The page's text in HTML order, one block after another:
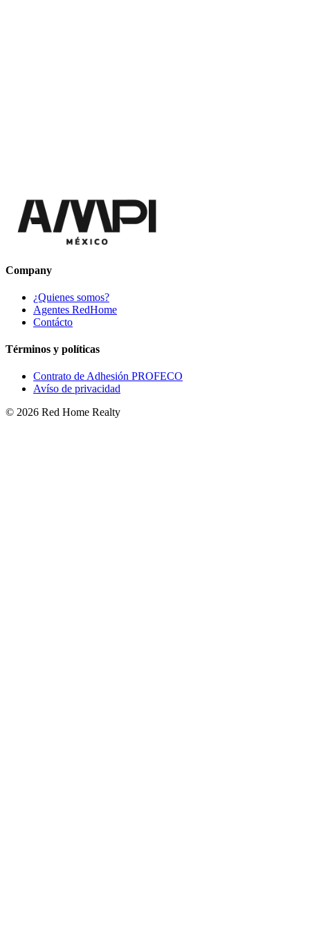
Company
¿Quienes somos?
Agentes RedHome
Contácto
Términos y políticas
Contrato de Adhesión PROFECO
Avíso de privacidad
© 2026 Red Home Realty